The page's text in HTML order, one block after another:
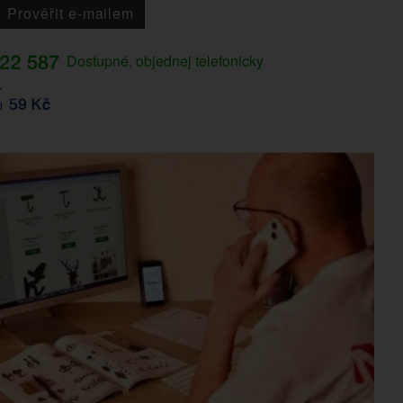
Prověřit e-mailem
Dostupné, objednej telefonicky